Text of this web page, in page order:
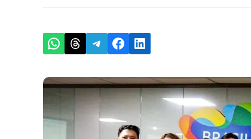
Share on WhatsApp
Share on Threads
Share on Telegram
Share on Facebook
Share on LinkedIn